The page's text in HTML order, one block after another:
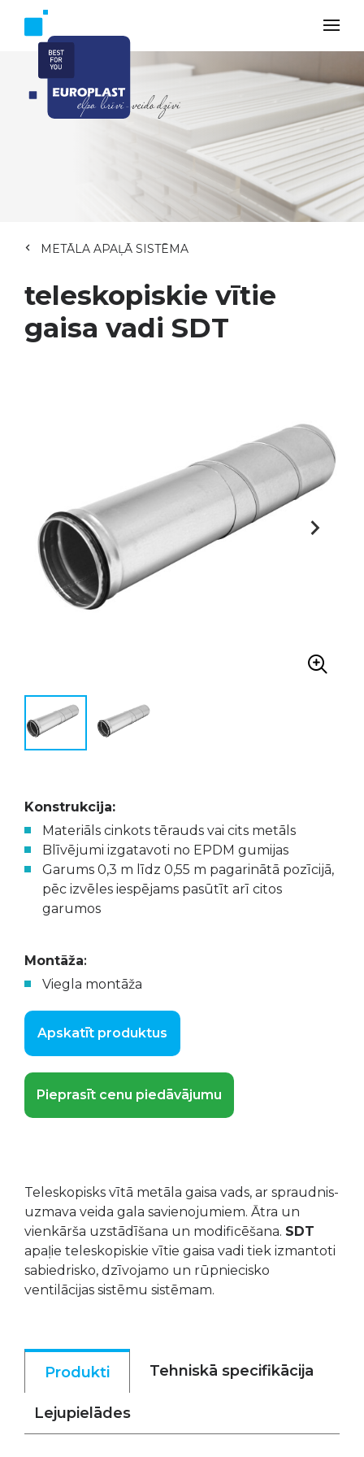
METĀLA APAĻĀ SISTĒMA
teleskopiskie vītie
gaisa vadi SDT
Konstrukcija:
Materiāls cinkots tērauds vai cits metāls
Blīvējumi izgatavoti no EPDM gumijas
Garums 0,3 m līdz 0,55 m pagarinātā pozīcijā,
pēc izvēles iespējams pasūtīt arī citos
garumos
Montāža:
Viegla montāža
Apskatīt produktus
Pieprasīt cenu piedāvājumu
Teleskopisks vītā metāla gaisa vads, ar spraudnis-
uzmava veida gala savienojumiem. Ātra un
vienkārša uzstādīšana un modificēšana. SDT
apaļie teleskopiskie vītie gaisa vadi tiek izmantoti
sabiedrisko, dzīvojamo un rūpniecisko
ventilācijas sistēmu sistēmam.
Produkti Tehniskā specifikācija
Lejupielādes